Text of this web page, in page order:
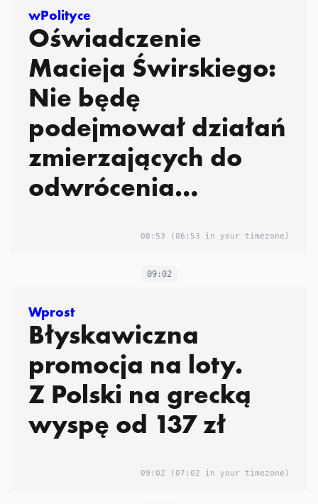
wPolityce
Oświadczenie
Macieja Świrskiego:
Nie będę
podejmował działań
zmierzających do
odwrócenia
08:53 (06:53 in your timezone)
09:02
Wprost
Błyskawiczna
promocja na loty.
Z Polski na grecką
wyspę od 137 zł
09:02 (07:02 in your timezone)